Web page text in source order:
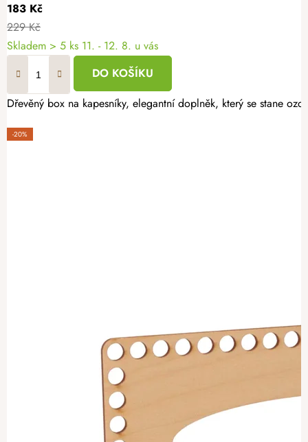
183 Kč
229 Kč
Skladem > 5 ks 11. - 12. 8. u vás
DO KOŠÍKU
Dřevěný box na kapesníky, elegantní doplněk, který se stane
-20%